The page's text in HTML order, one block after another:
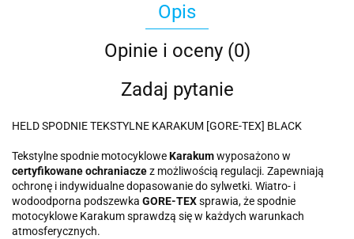
Opis
Opinie i oceny (0)
Zadaj pytanie
HELD SPODNIE TEKSTYLNE KARAKUM [GORE-TEX] BLACK
Tekstylne spodnie motocykloweKarakumwyposażono w
certyfikowane ochraniaczez możliwością regulacji. Zapewniają
ochronę i indywidualne dopasowanie do sylwetki. Wiatro- i
wodoodporna podszewka GORE-TEXsprawia, że spodnie
motocyklowe Karakum sprawdzą się w każdych warunkach
atmosferycznych.